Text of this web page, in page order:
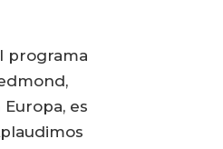
programa
es